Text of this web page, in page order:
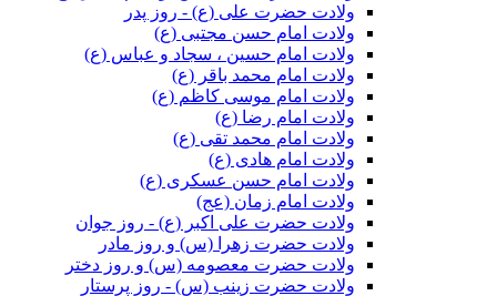
ولادت حضرت علی (ع) - روز پدر
ولادت امام حسن مجتبی (ع)
ولادت امام حسین ، سجاد و عباس (ع)
ولادت امام محمد باقر (ع)
ولادت امام موسی کاظم (ع)
ولادت امام رضا (ع)
ولادت امام محمد تقی (ع)
ولادت امام هادی (ع)
ولادت امام حسن عسکری (ع)
ولادت امام زمان (عج)
ولادت حضرت علی اکبر (ع) - روز جوان
ولادت حضرت زهرا (س) و روز مادر
ولادت حضرت معصومه (س) و روز دختر
ولادت حضرت زینب (س) - روز پرستار